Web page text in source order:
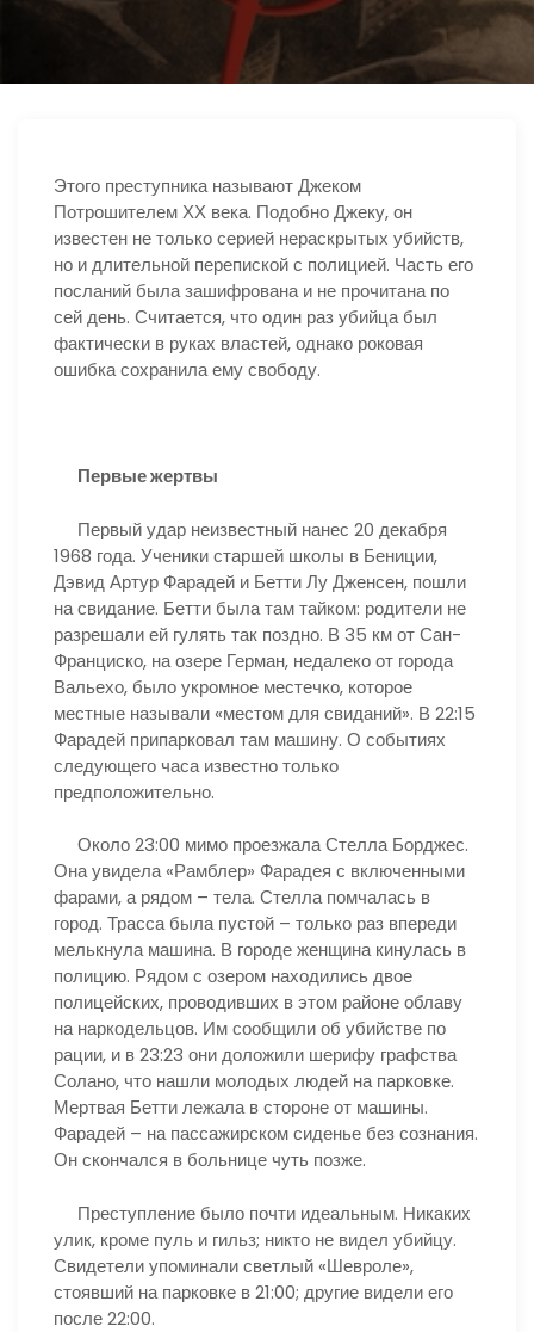
Этого преступника называют Джеком
Потрошителем ХХ века. Подобно Джеку, он
известен не только серией нераскрытых убийств,
но и длительной перепиской с полицией. Часть его
посланий была зашифрована и не прочитана по
сей день. Считается, что один раз убийца был
фактически в руках властей, однако роковая
ошибка сохранила ему свободу.
Первые жертвы
Первый удар неизвестный нанес 20 декабря
1968 года. Ученики старшей школы в Бениции,
Дэвид Артур Фарадей и Бетти Лу Дженсен, пошли
на свидание. Бетти была там тайком: родители не
разрешали ей гулять так поздно. В 35 км от Сан-
Франциско, на озере Герман, недалеко от города
Вальехо, было укромное местечко, которое
местные называли «местом для свиданий». В 22:15
Фарадей припарковал там машину. О событиях
следующего часа известно только
предположительно.
Около 23:00 мимо проезжала Стелла Борджес.
Она увидела «Рамблер» Фарадея с включенными
фарами, а рядом – тела. Стелла помчалась в
город. Трасса была пустой – только раз впереди
мелькнула машина. В городе женщина кинулась в
полицию. Рядом с озером находились двое
полицейских, проводивших в этом районе облаву
на наркодельцов. Им сообщили об убийстве по
рации, и в 23:23 они доложили шерифу графства
Солано, что нашли молодых людей на парковке.
Мертвая Бетти лежала в стороне от машины.
Фарадей – на пассажирском сиденье без сознания.
Он скончался в больнице чуть позже.
Преступление было почти идеальным. Никаких
улик, кроме пуль и гильз; никто не видел убийцу.
Свидетели упоминали светлый «Шевроле»,
стоявший на парковке в 21:00; другие видели его
после 22:00.